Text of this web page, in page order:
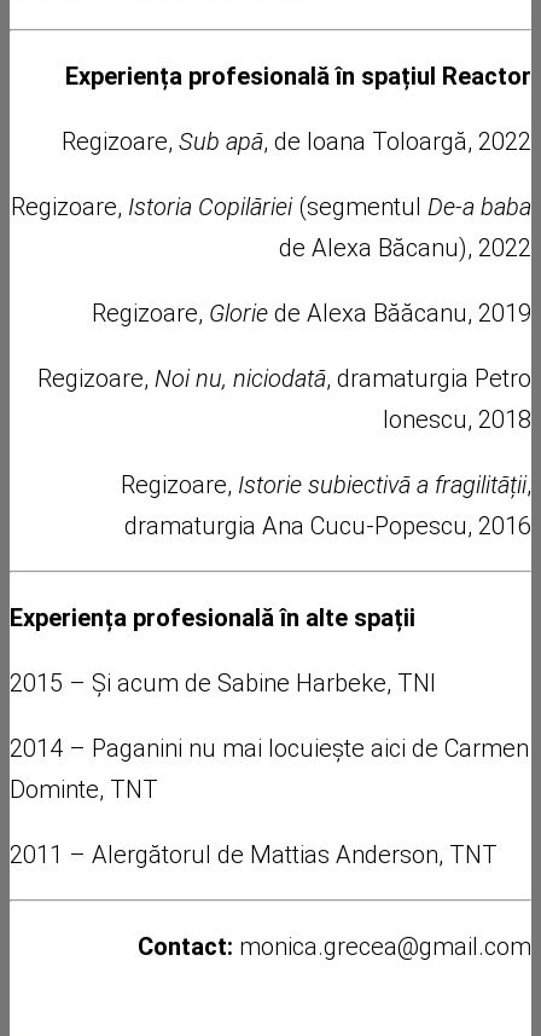
Experiența profesională în spațiul Reactor
Regizoare, Sub apă, de Ioana Toloargă, 2022
Regizoare, Istoria Copilăriei(segmentul De-a baba
de Alexa Băcanu), 2022
Regizoare, Glorie de Alexa Băăcanu, 2019
Regizoare, Noi nu, niciodată, dramaturgia Petro
Ionescu, 2018
Regizoare, Istorie subiectivă a fragilității,
dramaturgia Ana Cucu-Popescu, 2016
Experiența profesională în alte spații
2015 – Și acum de Sabine Harbeke, TNI
2014 – Paganini nu mai locuiește aici de Carmen
Dominte, TNT
2011 – Alergătorul de Mattias Anderson, TNT
Contact: monica.grecea@gmail.com